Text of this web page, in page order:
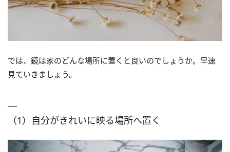
では、鏡は家のどんな場所に置くと良いのでしょうか。早速
見ていきましょう。
（1）自分がきれいに映る場所へ置く